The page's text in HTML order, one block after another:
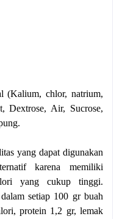
(Kalium, chlor, natrium,
Dextrose, Air, Sucrose,
yang dapat digunakan
karena memiliki
yang cukup tinggi.
setiap 100 gr buah
protein 1,2 gr, lemak